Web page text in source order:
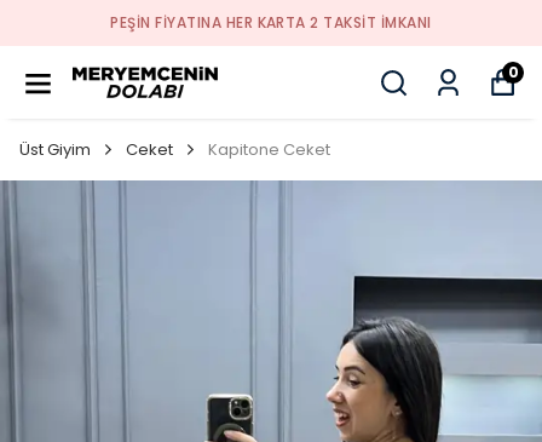
PEŞİN FİYATINA HER KARTA 2 TAKSİT İMKANI
0
Üst Giyim Ceket Kapitone Ceket